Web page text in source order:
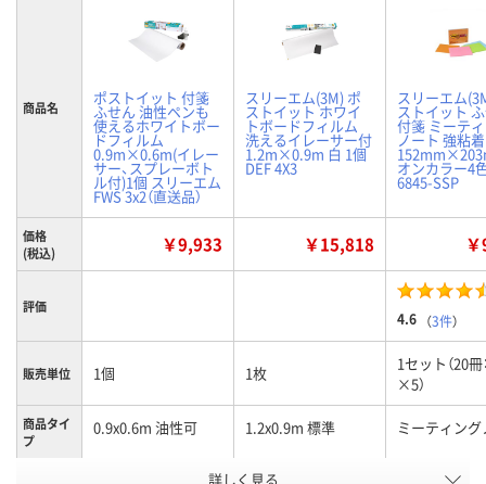
商品名 ポストイット 付箋
ふせん 油性ペンも
使えるホワイトボー
ドフィルム
0.9m×0.6m(イレー
サー、スプレーボト
ル付)1個 スリーエム
FWS 3x2（直送品）
スリーエム(3M) ポ
ストイット ホワイ
トボードフィルム
洗えるイレーサー付
1.2m×0.9m 白 1個
DEF 4X3
スリーエム
ストイット
付箋 ミーテ
ノート 強粘着
オンカラー4
6845-SSP
価格
(税込)
￥9,933 ￥15,818
評価
4.6 （3件）
販売単位 1個 1枚
1セット（20冊
×5）
商品タイ
プ
0.9x0.6m 油性可 1.2x0.9m 標準 ミーティン
詳しく見る